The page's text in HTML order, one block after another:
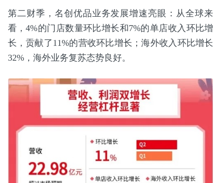
第二财季，名创优品业务发展增速亮眼：从全球来
看，4%的门店数量环比增长和7%的单店收入环比增
长，贡献了11%的营收环比增长；海外收入环比增长
32%，海外业务复苏态势良好。